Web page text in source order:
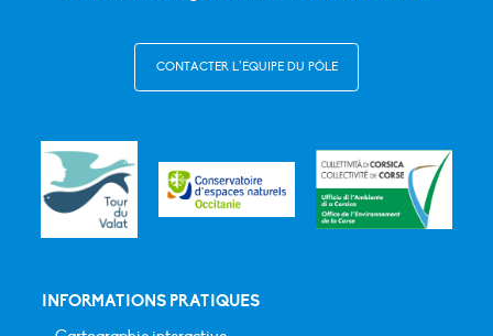
CONTACTER L’ÉQUIPE DU PÔLE
INFORMATIONS PRATIQUES